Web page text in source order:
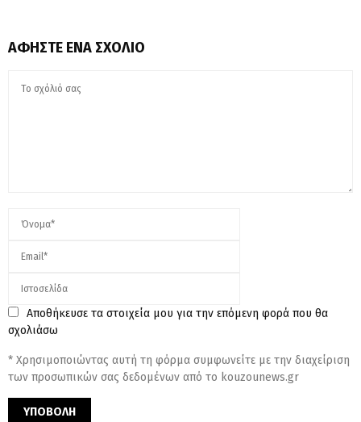
ΑΦΉΣΤΕ ΈΝΑ ΣΧΌΛΙΟ
Αποθήκευσε τα στοιχεία μου για την επόμενη φορά που θα
σχολιάσω
* Χρησιμοποιώντας αυτή τη φόρμα συμφωνείτε με την διαχείριση
των προσωπικών σας δεδομένων από το kouzounews.gr